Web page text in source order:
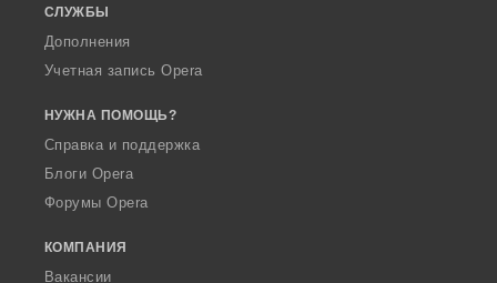
СЛУЖБЫ
Дополнения
Учетная запись Opera
НУЖНА ПОМОЩЬ?
Справка и поддержка
Блоги Opera
Форумы Opera
КОМПАНИЯ
Вакансии